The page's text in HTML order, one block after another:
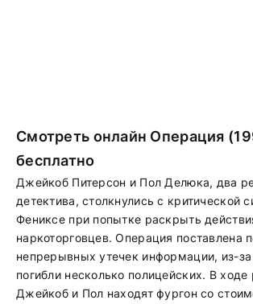
Смотреть онлайн Операция
бесплатно
Джейкоб Питерсон и Пол Делюка, два
детектива, столкнулись с критической
Фениксе при попытке раскрыть
наркоторговцев. Операция поставлена
непрерывных утечек информации, из-
погибли несколько полицейских. В ходе
Джейкоб и Пол находят фургон со